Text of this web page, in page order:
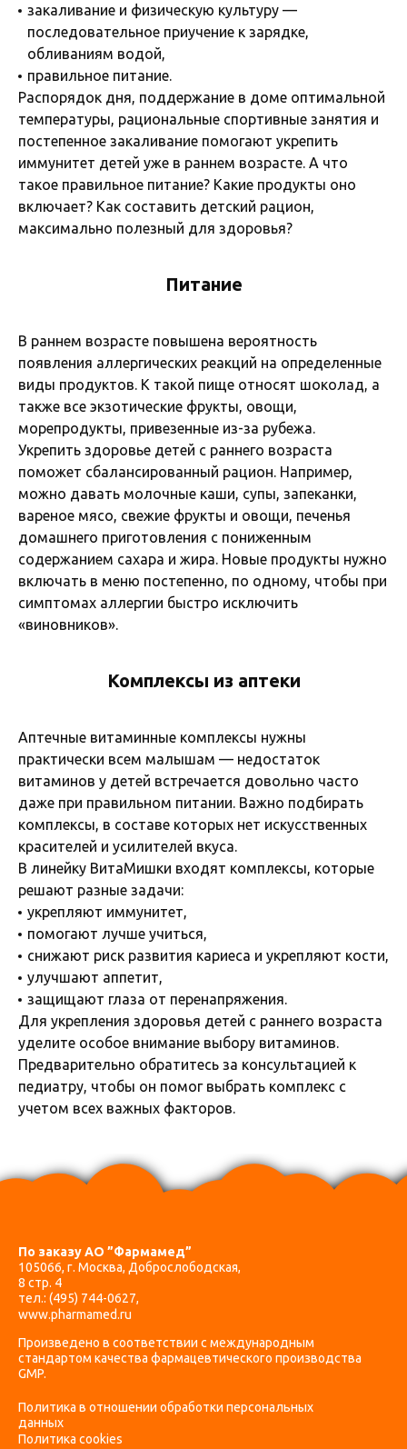
закаливание и физическую культуру —
последовательное приучение к зарядке,
обливаниям водой,
правильное питание.
Распорядок дня, поддержание в доме оптимальной
температуры, рациональные спортивные занятия и
постепенное закаливание помогают укрепить
иммунитет детей уже в раннем возрасте. А что
такое правильное питание? Какие продукты оно
включает? Как составить детский рацион,
максимально полезный для здоровья?
Питание
В раннем возрасте повышена вероятность
появления аллергических реакций на определенные
виды продуктов. К такой пище относят шоколад, а
также все экзотические фрукты, овощи,
морепродукты, привезенные из-за рубежа.
Укрепить здоровье детей с раннего возраста
поможет сбалансированный рацион. Например,
можно давать молочные каши, супы, запеканки,
вареное мясо, свежие фрукты и овощи, печенья
домашнего приготовления с пониженным
содержанием сахара и жира. Новые продукты нужно
включать в меню постепенно, по одному, чтобы при
симптомах аллергии быстро исключить
«виновников».
Комплексы из аптеки
Аптечные витаминные комплексы нужны
практически всем малышам — недостаток
витаминов у детей встречается довольно часто
даже при правильном питании. Важно подбирать
комплексы, в составе которых нет искусственных
красителей и усилителей вкуса.
В линейку ВитаМишки входят комплексы, которые
решают разные задачи:
укрепляют иммунитет,
помогают лучше учиться,
снижают риск развития кариеса и укрепляют кости,
улучшают аппетит,
защищают глаза от перенапряжения.
Для укрепления здоровья детей с раннего возраста
уделите особое внимание выбору витаминов.
Предварительно обратитесь за консультацией к
педиатру, чтобы он помог выбрать комплекс с
учетом всех важных факторов.
По заказу АО ”Фармамед”
105066, г. Москва, Доброслободская,
8 стр. 4
тел.: (495) 744-0627,
www.pharmamed.ru
Произведено в соответствии с международным
стандартом качества фармацевтического производства
GMP.
Политика в отношении обработки персональных
данных
Политика cookies